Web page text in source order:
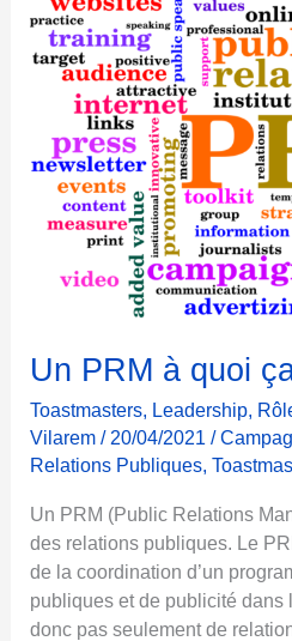
e
C
2
:
n
r
m
e
s
s
a
g
e
e
Un PRM à quoi
Toastmasters, Leadership,
Vilarem/ 20/04/2021/
Relations Publiques,
Un PRM (Public Relations
des relations publiques. Le
de la coordination d’un
publiques et de publicité dans
donc pas seulement de